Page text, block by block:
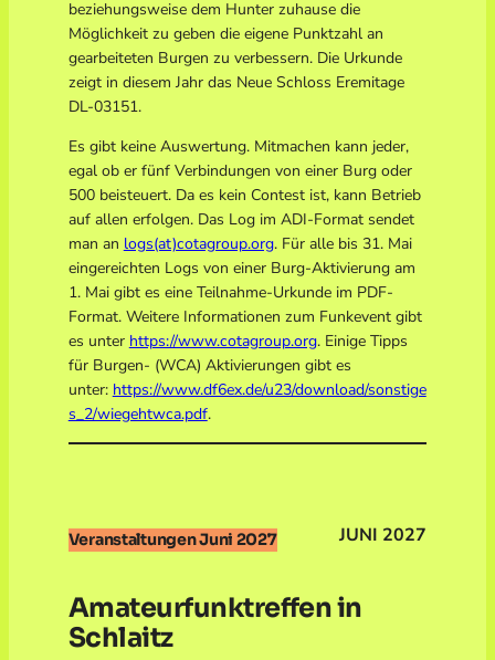
beziehungsweise dem Hunter zuhause die
Möglichkeit zu geben die eigene Punktzahl an
gearbeiteten Burgen zu verbessern. Die Urkunde
zeigt in diesem Jahr das Neue Schloss Eremitage
DL-03151.
Es gibt keine Auswertung. Mitmachen kann jeder,
egal ob er fünf Verbindungen von einer Burg oder
500 beisteuert. Da es kein Contest ist, kann Betrieb
auf allen erfolgen. Das Log im ADI-Format sendet
man an logs(at)cotagroup.org. Für alle bis 31. Mai
eingereichten Logs von einer Burg-Aktivierung am
1. Mai gibt es eine Teilnahme-Urkunde im PDF-
Format. Weitere Informationen zum Funkevent gibt
es unter https://www.cotagroup.org. Einige Tipps
für Burgen- (WCA) Aktivierungen gibt es
unter: https://www.df6ex.de/u23/download/sonstige
s_2/wiegehtwca.pdf.
Veranstaltungen Juni 2027 JUNI 2027
Amateurfunktreffen in
Schlaitz